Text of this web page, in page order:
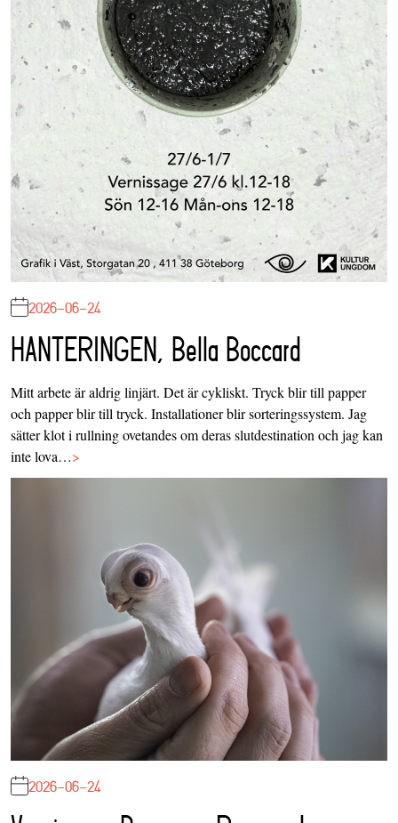
2026-06-24
HANTERINGEN, Bella Boccard
Mitt arbete är aldrig linjärt. Det är cykliskt. Tryck blir till papper
och papper blir till tryck. Installationer blir sorteringssystem. Jag
sätter klot i rullning ovetandes om deras slutdestination och jag kan
inte lova…>
2026-06-24